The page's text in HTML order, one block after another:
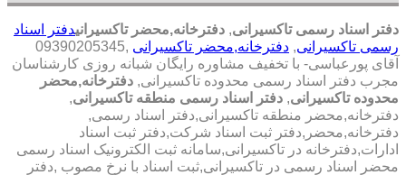
دفتر اسناد رسمی تاکسیرانی, دفترخانه,محضر تاکسیرانیدفتر اسناد
رسمی تاکسیرانی, دفترخانه,محضر تاکسیرانی ,09390205345
آقای پورعباسی- با تخفیف مشاوره رايگان شبانه روزی کارشناسان
مجرب دفتر اسناد رسمی محدوده تاکسیرانی, دفترخانه,محضر
محدوده تاکسیرانی, دفتر اسناد رسمی منطقه تاکسیرانی,
دفترخانه,محضر منطقه تاکسیرانی,دفتر اسناد رسمی,
دفترخانه,محضر,دفتر ثبت اسناد شرکت,دفتر ثبت اسناد
ادارات,دفترخانه در تاکسیرانی,سامانه ثبت الکترونیک اسناد رسمی
محضر اسناد رسمی در تاکسیرانی,ثبت اسناد با نرخ مصوب ,دفتر